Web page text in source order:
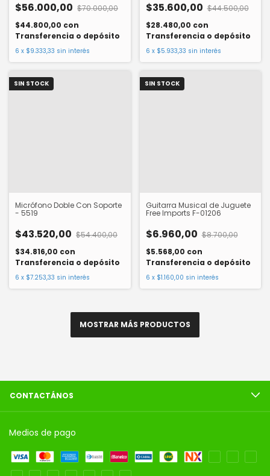
$56.000,00 $70.000,00
$44.800,00 con
Transferencia o depósito
6 x $9.333,33 sin interés
$35.600,00 $44.500,00
$28.480,00 con
Transferencia o depósito
6 x $5.933,33 sin interés
SIN STOCK
Micrófono Doble Con Soporte
- 5519
$43.520,00 $54.400,00
$34.816,00 con
Transferencia o depósito
6 x $7.253,33 sin interés
SIN STOCK
Guitarra Musical de Juguete
Free Imports F-01206
$6.960,00 $8.700,00
$5.568,00 con
Transferencia o depósito
6 x $1.160,00 sin interés
MOSTRAR MÁS PRODUCTOS
CONTACTÁNOS
Medios de pago